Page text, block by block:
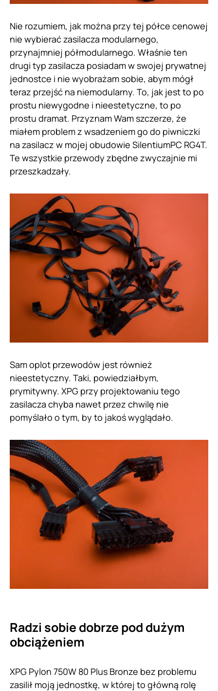
Nie rozumiem, jak można przy tej półce cenowej
nie wybierać zasilacza modularnego,
przynajmniej półmodularnego. Właśnie ten
drugi typ zasilacza posiadam w swojej prywatnej
jednostce i nie wyobrażam sobie, abym mógł
teraz przejść na niemodularny. To, jak jest to po
prostu niewygodne i nieestetyczne, to po
prostu dramat. Przyznam Wam szczerze, że
miałem problem z wsadzeniem go do piwniczki
na zasilacz w mojej obudowie SilentiumPC RG4T.
Te wszystkie przewody zbędne zwyczajnie mi
przeszkadzały.
Sam oplot przewodów jest również
nieestetyczny. Taki, powiedziałbym,
prymitywny. XPG przy projektowaniu tego
zasilacza chyba nawet przez chwilę nie
pomyślało o tym, by to jakoś wyglądało.
Radzi sobie dobrze pod dużym
obciążeniem
XPG Pylon 750W 80 Plus Bronze bez problemu
zasilił moją jednostkę, w której to główną rolę